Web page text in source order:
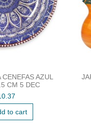
CENEFAS AZUL
CM 5 DEC
to cart